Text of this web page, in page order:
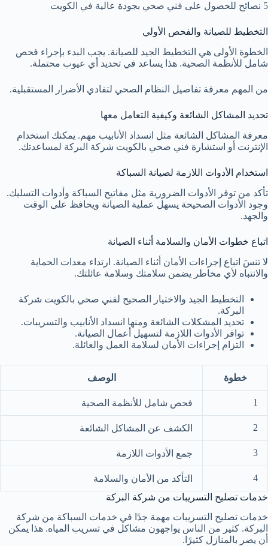
5 نصائح للحصول على فني صحي بجودة عالية في الكويت
التخطيط للصيانة والفحص الأولي
الخطوة الأولى هي التخطيط الجيد للصيانة. يجب البدء بإجراء فحص
شامل للأنظمة الصحية. هذا يساعد في تحديد أي عيوب محتملة.
من المهم معرفة تفاصيل النظام الصحي لتفادي الأضرار المستقبلية.
تحديد المشاكل الشائعة وكيفية التعامل معها
معرفة المشاكل الشائعة مثل انسداد الأنابيب مهم. يمكنك استخدام
الإنترنت أو استشارة فني صحي بالكويت شركة البركة لمساعدتك.
استخدام الأدوات اللازمة لصيانة السباكة
تأكد من توفر الأدوات الضرورية مثل مفاتيح السباكة وأدوات التسليك.
وجود الأدوات الصحيحة يسهل عملية الصيانة ويحافظ على الوقت
والجهد.
اتباع خطوات الأمان والسلامة أثناء الصيانة
لا تنسَ اتباع إجراءات الأمان أثناء الصيانة. ارتداء معدات الحماية
والانتباه لأي مخاطر يضمن سلامتك وسلامة عائلتك.
التخطيط الجيد والاختيار الصحيح لفني صحي بالكويت شركة
البركة.
تحديد المشكلات الشائعة ومنها انسداد الأنابيب والتسريبات.
توافر الأدوات اللازمة لتسهيل أعمال الصيانة.
التزام إجراءات الأمان لسلامة العمل والعائلة.
خطوة الوصف
1 فحص شامل للأنظمة الصحية
2 الكشف عن المشاكل الشائعة
3 جمع الأدوات اللازمة
4
التأكد من الأمان والسلامة
خدمات تصليح التسريبات من شركة البركة
خدمات تصليح التسريبات مهمة جدًا في خدمات السباكة من شركة
البركة. كثير من الناس يواجهون مشاكل في تسريب المياه. هذا يمكن
أن يضر بالمنازل كثيرًا.